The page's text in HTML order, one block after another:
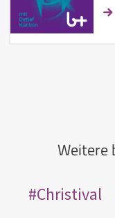
Weitere
Christival